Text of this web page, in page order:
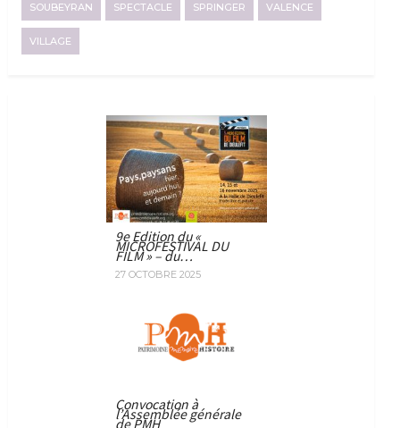
SOUBEYRAN SPECTACLE SPRINGER VALENCE
VILLAGE
9e Edition du «
MICROFESTIVAL DU
FILM » – du…
27 OCTOBRE 2025
Convocation à
l’Assemblée générale
de PMH